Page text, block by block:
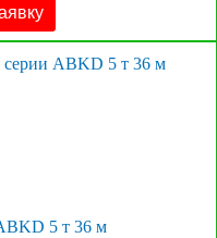
5 т 36 м